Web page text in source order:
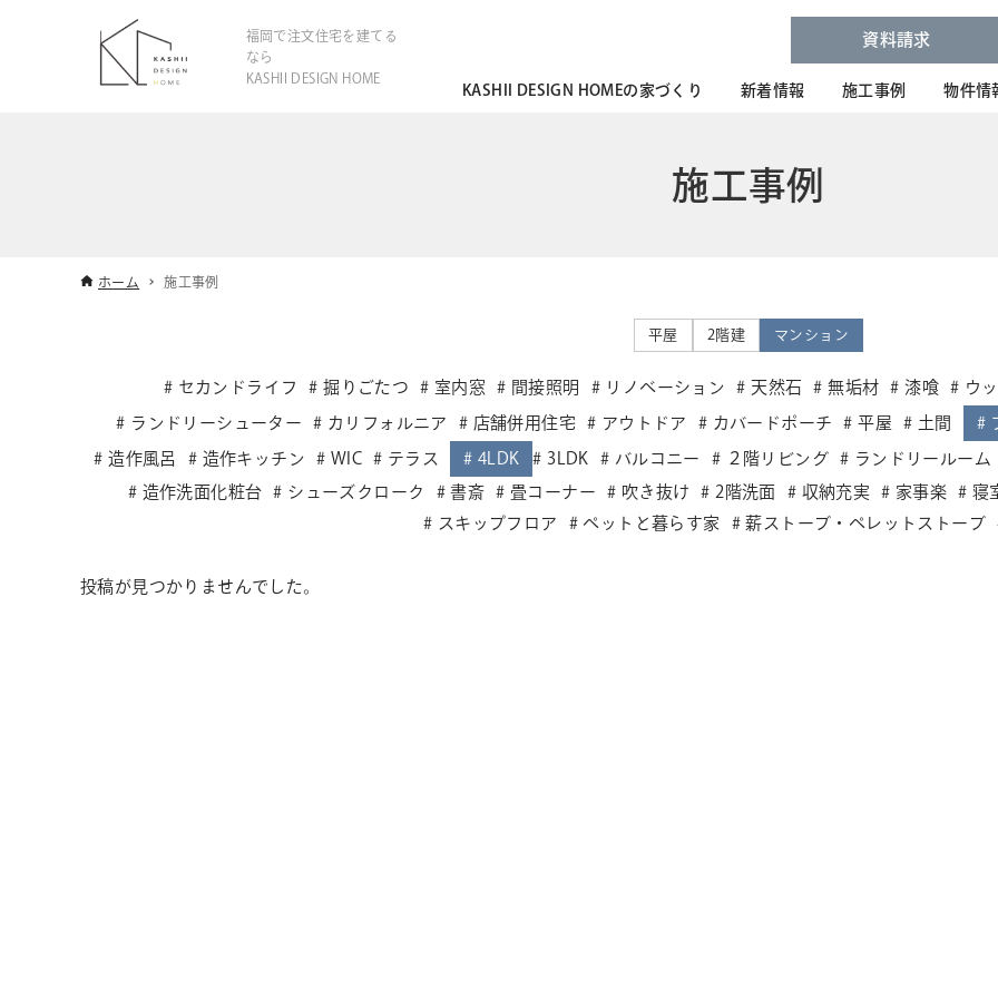
福岡で注文住宅を建てる
なら
KASHII DESIGN HOME
資料請求
KASHII DESIGN HOMEの家づくり 新着情報 施工事例 物件情
施工事例
ホーム 施工事例
平屋 2階建 マンション
セカンドライフ 掘りごたつ 室内窓 間接照明 リノベーション 天然石 無垢材 漆喰 ウ
ランドリーシューター カリフォルニア 店舗併用住宅 アウトドア カバードポーチ 平屋 土間
造作風呂 造作キッチン WIC テラス 4LDK 3LDK バルコニー ２階リビング
ランドリールーム
造作洗面化粧台
シューズクローク 書斎 畳コーナー 吹き抜け 2階洗面 収納充実 家事楽
寝
スキップフロア
ペットと暮らす家 薪ストーブ・ペレットストーブ
投稿が見つかりませんでした。